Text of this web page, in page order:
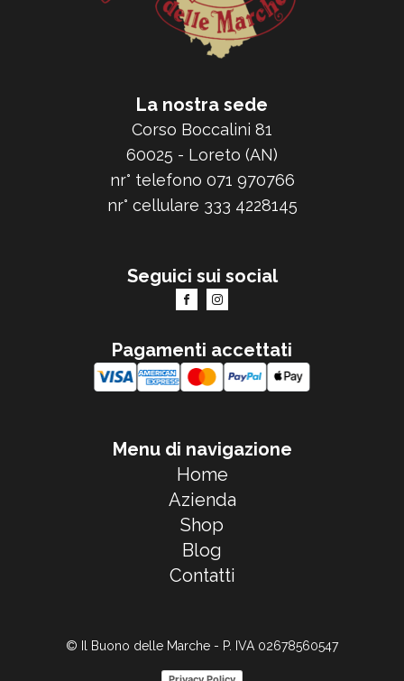
La nostra sede
Corso Boccalini 81
60025 - Loreto (AN)
nr° telefono 071 970766
nr° cellulare 333 4228145
Seguici sui social
Pagamenti accettati
Menu di navigazione
Home
Azienda
Shop
Blog
Contatti
© Il Buono delle Marche - P. IVA 02678560547